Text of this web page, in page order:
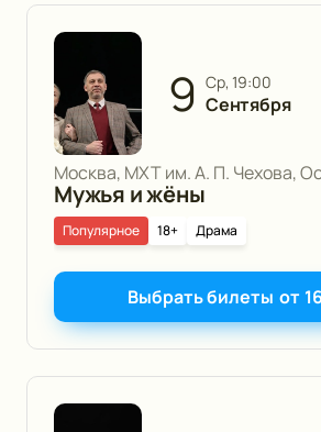
9 ср, 19:00
Сентября
Москва, МХТ им. А. П. Чехова,
Мужья и жёны
18+ Драма
Популярное
Выбрать билеты от